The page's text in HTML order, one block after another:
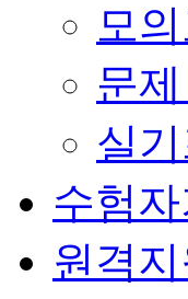
모
문
실
수험
원격지